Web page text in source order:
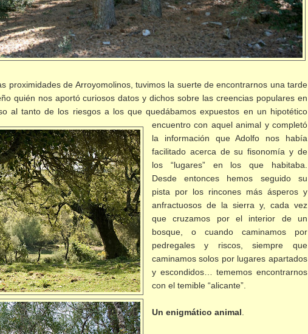
proximidades de Arroyomolinos, tuvimos la suerte de encontrarnos una tarde
quién nos aportó curiosos datos y dichos sobre las creencias populares en
al tanto de los riesgos a los que quedábamos expuestos en un hipotético
encuentro con aquel animal y completó
la información que Adolfo nos había
facilitado acerca de su fisonomía y de
los “lugares” en los que habitaba.
Desde entonces hemos seguido su
pista por los rincones más ásperos y
anfractuosos de la sierra y, cada vez
que cruzamos por el interior de un
bosque, o cuando caminamos por
pedregales y riscos, siempre que
caminamos solos por lugares apartados
y escondidos… tememos encontrarnos
con el temible “alicante”.
Un enigmático animal.